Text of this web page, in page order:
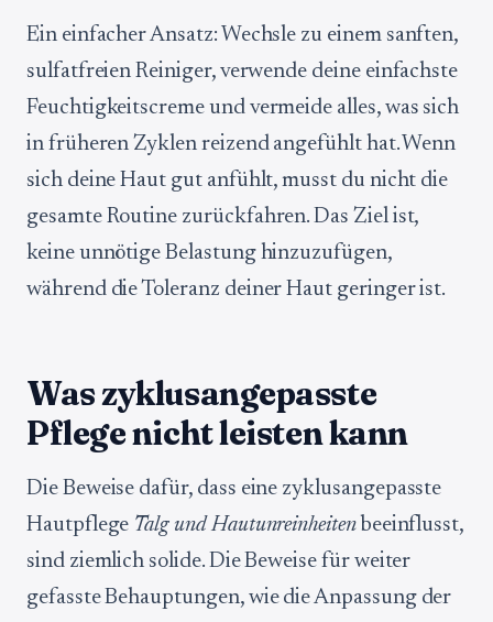
Ein einfacher Ansatz: Wechsle zu einem sanften,
sulfatfreien Reiniger, verwende deine einfachste
Feuchtigkeitscreme und vermeide alles, was sich
in früheren Zyklen reizend angefühlt hat. Wenn
sich deine Haut gut anfühlt, musst du nicht die
gesamte Routine zurückfahren. Das Ziel ist,
keine unnötige Belastung hinzuzufügen,
während die Toleranz deiner Haut geringer ist.
Was zyklusangepasste
Pflege nicht leisten kann
Die Beweise dafür, dass eine zyklusangepasste
Hautpflege Talg und Hautunreinheitenbeeinflusst,
sind ziemlich solide. Die Beweise für weiter
gefasste Behauptungen, wie die Anpassung der